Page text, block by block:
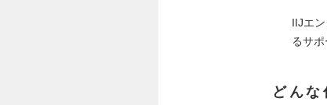
IIJエ
るサポ
どんな